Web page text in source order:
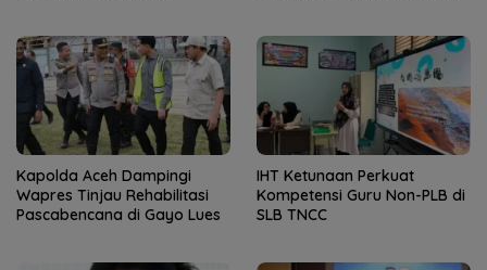
Kapolda Aceh Dampingi
Wapres Tinjau Rehabilitasi
Pascabencana di Gayo Lues
IHT Ketunaan Perkuat
Kompetensi Guru Non-PLB di
SLB TNCC